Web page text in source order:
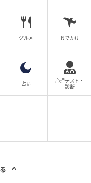
グルメ おでかけ
占い
心理テスト・
診断